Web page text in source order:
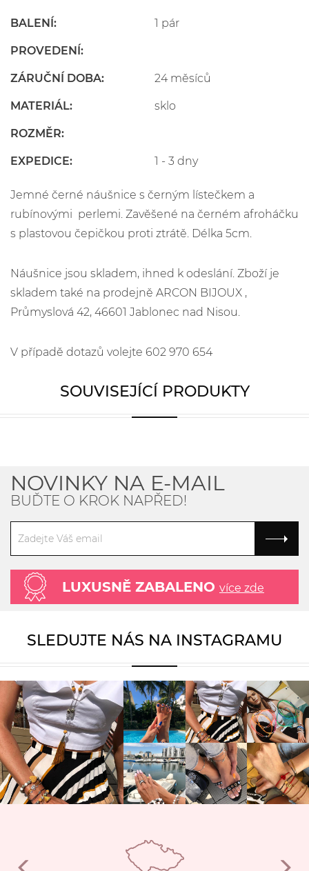
BALENÍ: 1 pár
PROVEDENÍ:
ZÁRUČNÍ DOBA: 24 měsíců
MATERIÁL: sklo
ROZMĚR:
EXPEDICE: 1 - 3 dny
Jemné černé náušnice s černým lístečkem a
rubínovými perlemi. Zavěšené na černém afroháčku
s plastovou čepičkou proti ztrátě. Délka 5cm.
Náušnice jsou skladem, ihned k odeslání. Zboží je
skladem také na prodejně ARCON BIJOUX ,
Průmyslová 42, 46601 Jablonec nad Nisou.
V případě dotazů volejte 602 970 654
SOUVISEJÍCÍ PRODUKTY
NOVINKY NA E-MAIL
BUĎTE O KROK NAPŘED!
LUXUSNĚ ZABALENO více zde
SLEDUJTE NÁS NA INSTAGRAMU